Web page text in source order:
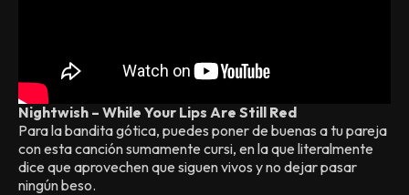
Nightwish – While Your Lips Are Still Red
Para la bandita gótica, puedes poner de buenas a tu pareja
con esta canción sumamente cursi, en la que literalmente
dice que aprovechen que siguen vivos y no dejar pasar
ningún beso.